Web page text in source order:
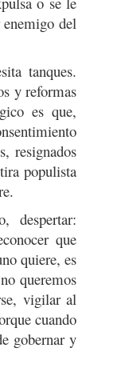
del
tanques.
y reformas
es que,
resignados
populista
despertar:
que
quiere, es
queremos
vigilar al
cuando
gobernar y